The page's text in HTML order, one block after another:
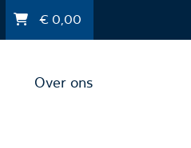
€0,00
Over ons